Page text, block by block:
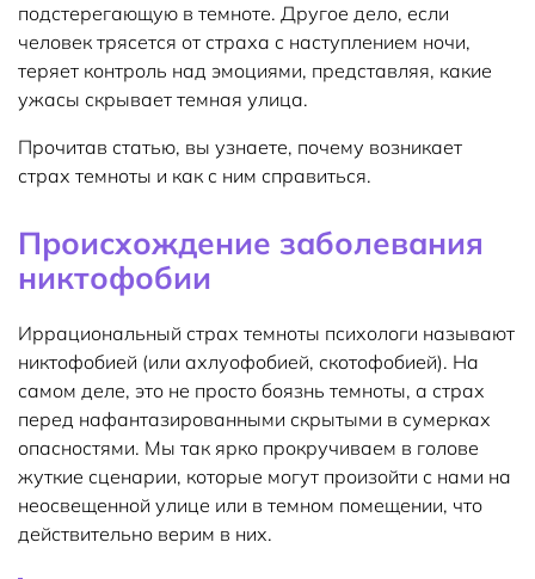
подстерегающую в темноте. Другое дело, если
человек трясется от страха с наступлением ночи,
теряет контроль над эмоциями, представляя, какие
ужасы скрывает темная улица.
Прочитав статью, вы узнаете, почему возникает
страх темноты и как с ним справиться.
Происхождение заболевания
никтофобии
Иррациональный страх темноты психологи называют
никтофобией (или ахлуофобией, скотофобией). На
самом деле, это не просто боязнь темноты, а страх
перед нафантазированными скрытыми в сумерках
опасностями. Мы так ярко прокручиваем в голове
жуткие сценарии, которые могут произойти с нами на
неосвещенной улице или в темном помещении, что
действительно верим в них.